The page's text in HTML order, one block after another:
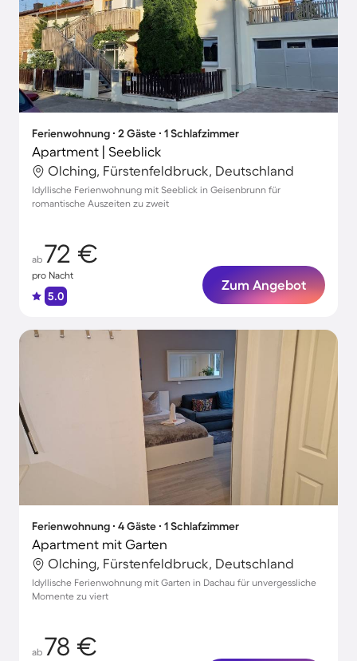
Ferienwohnung ∙ 2 Gäste ∙ 1 Schlafzimmer
Apartment | Seeblick
Olching, Fürstenfeldbruck, Deutschland
Idyllische Ferienwohnung mit Seeblick in Geisenbrunn für
romantische Auszeiten zu zweit
ab 72 €
pro Nacht
5.0
Zum Angebot
Ferienwohnung ∙ 4 Gäste ∙ 1 Schlafzimmer
Apartment mit Garten
Olching, Fürstenfeldbruck, Deutschland
Idyllische Ferienwohnung mit Garten in Dachau für unvergessliche
Momente zu viert
ab 78 €